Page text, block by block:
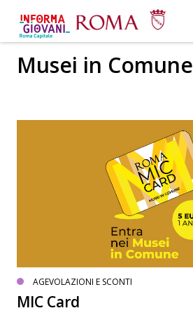
Musei in Comune
AGEVOLAZIONI E SCONTI
MIC Card